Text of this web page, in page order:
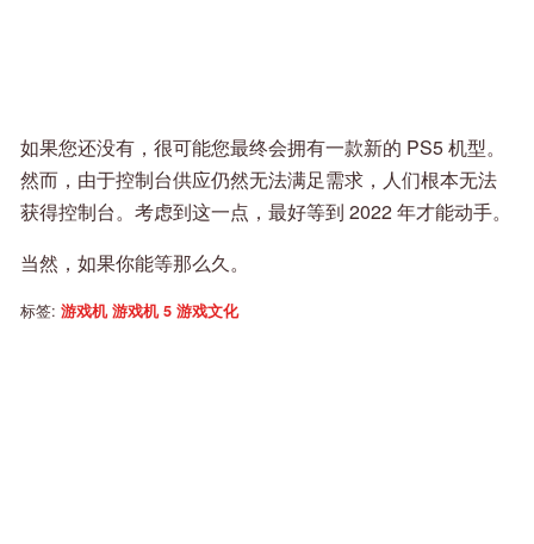
如果您还没有，很可能您最终会拥有一款新的 PS5 机型。
然而，由于控制台供应仍然无法满足需求，人们根本无法
获得控制台。考虑到这一点，最好等到 2022 年才能动手。
当然，如果你能等那么久。
标签: 游戏机 游戏机 5 游戏文化